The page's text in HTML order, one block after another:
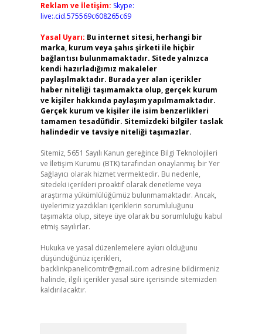
Reklam ve İletişim: Skype:
live:.cid.575569c608265c69
Yasal Uyarı: Bu internet sitesi, herhangi bir
marka, kurum veya şahıs şirketi ile hiçbir
bağlantısı bulunmamaktadır. Sitede yalnızca
kendi hazırladığımız makaleler
paylaşılmaktadır. Burada yer alan içerikler
haber niteliği taşımamakta olup, gerçek kurum
ve kişiler hakkında paylaşım yapılmamaktadır.
Gerçek kurum ve kişiler ile isim benzerlikleri
tamamen tesadüfidir. Sitemizdeki bilgiler taslak
halindedir ve tavsiye niteliği taşımazlar.
Sitemiz, 5651 Sayılı Kanun gereğince Bilgi Teknolojileri
ve İletişim Kurumu (BTK) tarafından onaylanmış bir Yer
Sağlayıcı olarak hizmet vermektedir. Bu nedenle,
sitedeki içerikleri proaktif olarak denetleme veya
araştırma yükümlülüğümüz bulunmamaktadır. Ancak,
üyelerimiz yazdıkları içeriklerin sorumluluğunu
taşımakta olup, siteye üye olarak bu sorumluluğu kabul
etmiş sayılırlar.
Hukuka ve yasal düzenlemelere aykırı olduğunu
düşündüğünüz içerikleri,
backlinkpanelicomtr@gmail.com adresine bildirmeniz
halinde, ilgili içerikler yasal süre içerisinde sitemizden
kaldırılacaktır.